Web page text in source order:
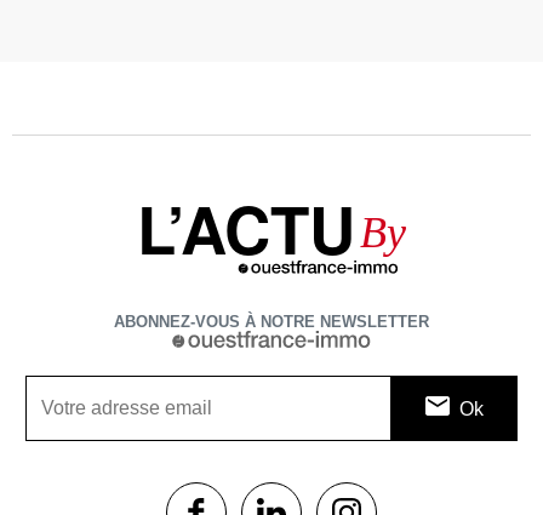
L’ACTUBy
ABONNEZ-VOUS À NOTRE NEWSLETTER
1$s 1$s